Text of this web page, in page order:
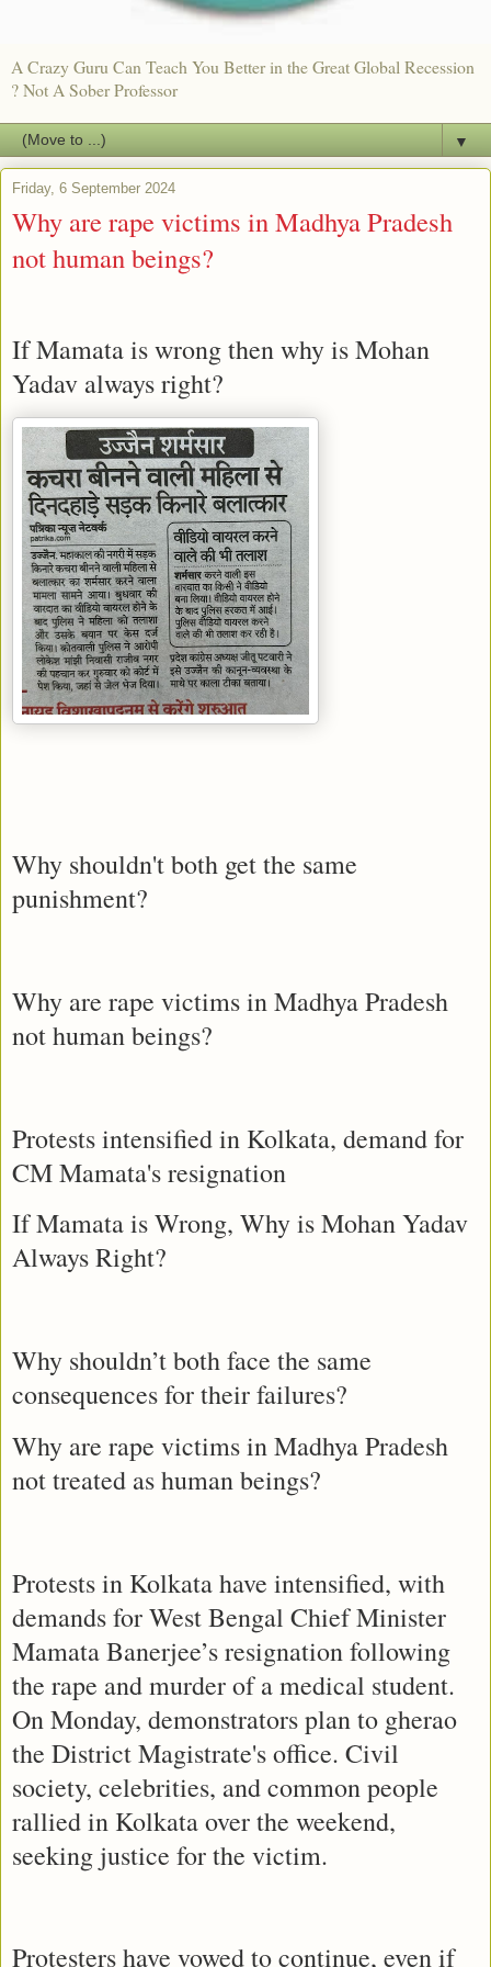
A Crazy Guru Can Teach You Better in the Great Global Recession
? Not A Sober Professor
▼
Friday, 6 September 2024
Why are rape victims in Madhya Pradesh
not human beings?
If Mamata is wrong then why is Mohan
Yadav always right?
Why shouldn't both get the same
punishment?
Why are rape victims in Madhya Pradesh
not human beings?
Protests intensified in Kolkata, demand for
CM Mamata's resignation
If Mamata is Wrong, Why is Mohan Yadav
Always Right?
Why shouldn’t both face the same
consequences for their failures?
Why are rape victims in Madhya Pradesh
not treated as human beings?
Protests in Kolkata have intensified, with
demands for West Bengal Chief Minister
Mamata Banerjee’s resignation following
the rape and murder of a medical student.
On Monday, demonstrators plan to gherao
the District Magistrate's office. Civil
society, celebrities, and common people
rallied in Kolkata over the weekend,
seeking justice for the victim.
Protesters have vowed to continue, even if